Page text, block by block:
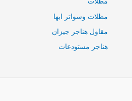
مظلات وسواتر ابها
مقاول هناجر جيزان
هناجر مستودعات